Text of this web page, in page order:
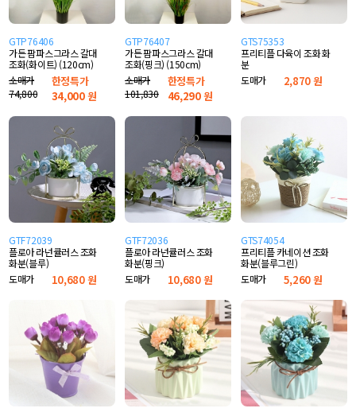
GTP76406
가든 팜파스그라스 갈대
조화(화이트) (120cm)
소매가
74,800
한정특가
34,000원
GTP76407
가든 팜파스그라스 갈대
조화(핑크) (150cm)
소매가
101,830
한정특가
46,290원
GTS75353
프리티플 다육이 조화 화
분
도매가
2,870 원
GTF72039
플로아 라넌큘러스 조화
화분(블루)
도매가
10,680 원
GTF72036
플로아 라넌큘러스 조화
화분(핑크)
도매가
10,680 원
GTS74054
프리티플 카네이션 조화
화분(블루그린)
도매가
5,260 원